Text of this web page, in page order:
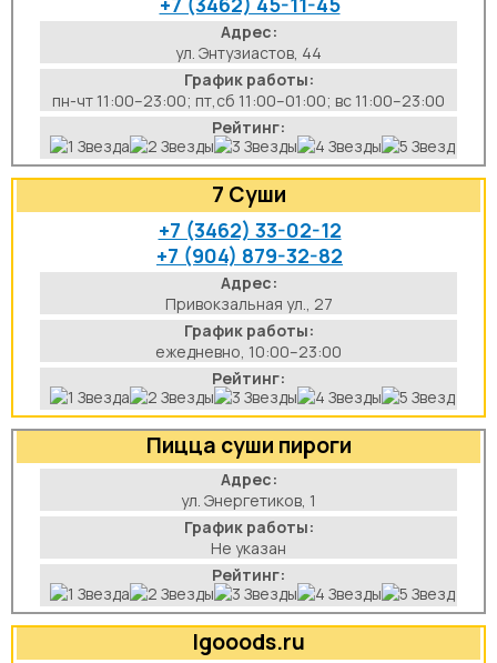
Адрес:
ул. Энтузиастов, 44
График работы:
пн-чт 11:00–23:00; пт,сб 11:00–01:00; вс 11:00–23:00
Рейтинг:
7 Суши
+7 (3462) 33-02-12
+7 (904) 879-32-82
Адрес:
Привокзальная ул., 27
График работы:
ежедневно, 10:00–23:00
Рейтинг:
Пицца суши пироги
Адрес:
ул. Энергетиков, 1
График работы:
Не указан
Рейтинг:
Igooods.ru